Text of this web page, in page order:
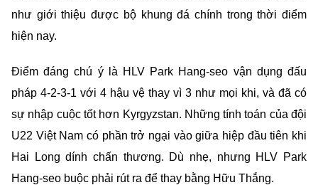
như giới thiệu được bộ khung đá chính trong thời điểm
hiện nay.
Điểm đáng chú ý là HLV Park Hang-seo vận dụng đấu
pháp 4-2-3-1 với 4 hậu vệ thay vì 3 như mọi khi, và đã có
sự nhập cuộc tốt hơn Kyrgyzstan. Những tính toán của đội
U22 Việt Nam có phần trở ngại vào giữa hiệp đầu tiên khi
Hai Long dính chấn thương. Dù nhẹ, nhưng HLV Park
Hang-seo buộc phải rút ra để thay bằng Hữu Thắng.